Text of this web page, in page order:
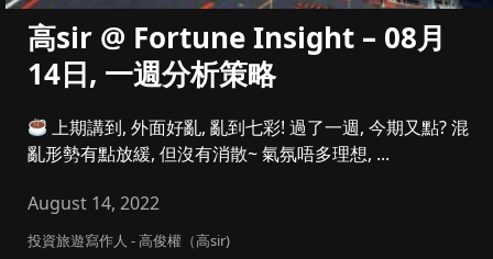
高sir @ Fortune Insight – 08月
14日, 一週分析策略
上期講到, 外面好亂, 亂到七彩! 過了一週, 今期又點? 混
亂形勢有點放緩, 但沒有消散~ 氣氛唔多理想, ...
August 14, 2022
投資旅遊寫作人 - 高俊權（高sir)